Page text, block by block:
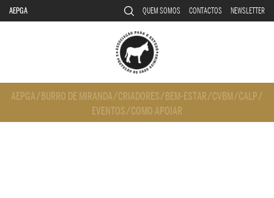
AEPGA QUEM SOMOS CONTACTOS NEWSLETTER
AEPGA/ BURRO DE MIRANDA/CRIADORES/ BEM-ESTAR/CVBM/CALP/
EVENTOS/COMO APOIAR